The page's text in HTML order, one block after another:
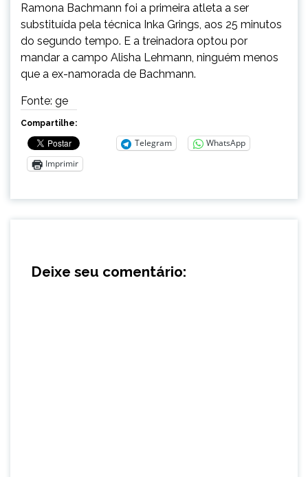
Ramona Bachmann foi a primeira atleta a ser
substituída pela técnica Inka Grings, aos 25 minutos
do segundo tempo. E a treinadora optou por
mandar a campo Alisha Lehmann, ninguém menos
que a ex-namorada de Bachmann.
Fonte: ge
Compartilhe:
Telegram
WhatsApp
Imprimir
Deixe seu comentário: